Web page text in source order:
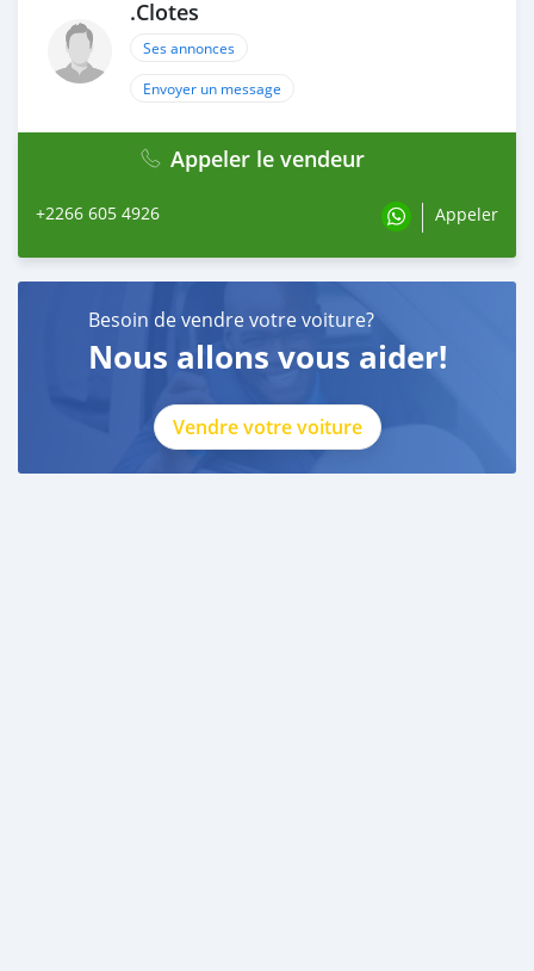
.Clotes
Ses annonces
Envoyer un message
Appeler le vendeur
+2266 605 4926 Appeler
Besoin de vendre votre voiture?
Nous allons vous aider!
Vendre votre voiture